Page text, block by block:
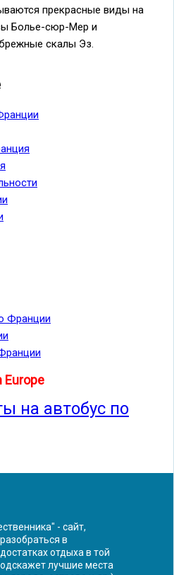
прекрасные виды на
Болье-сюр-Мер и
скалы Эз.
Франции
Europe
на автобус по
- сайт,
в
отдыха в той
лучшие места